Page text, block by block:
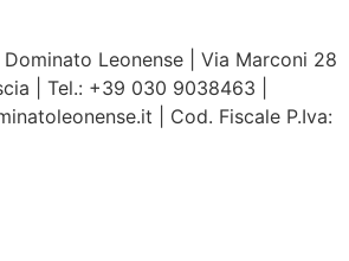
Leonense | Via Marconi 28
| Tel.: +39 030 9038463 |
| Cod. Fiscale P.Iva: